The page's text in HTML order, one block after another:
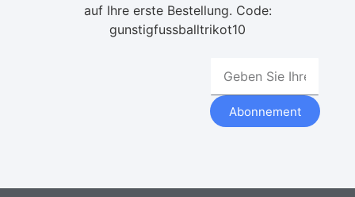
auf Ihre erste Bestellung. Code:
gunstigfussballtrikot10
Abonnement